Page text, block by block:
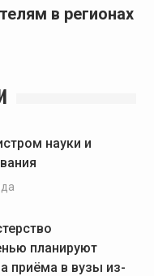
в регионах
науки и
планируют
приёма в вузы из-